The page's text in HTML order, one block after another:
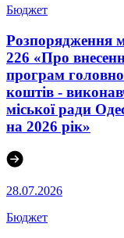
Бюджет
Розпорядження
226 «Про
програм
коштів -
міської ради
на 2026 рік»
28.07.2026
Бюджет